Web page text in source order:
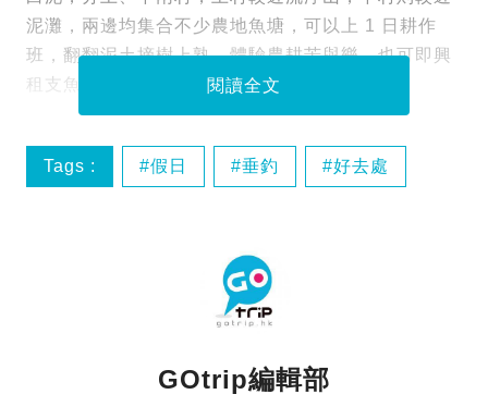
泥灘，兩邊均集合不少農地魚塘，可以上 1 日耕作
班，翻翻泥土摘樹上熟，體驗農耕苦與樂，也可即興
租支魚桿望著夕陽垂釣，悠哉悠哉。
閱讀全文
Tags : 假日 垂釣 好去處
GOtrip編輯部